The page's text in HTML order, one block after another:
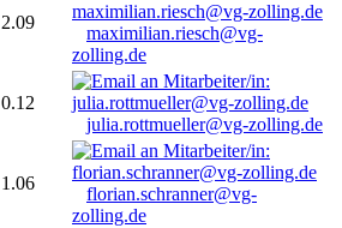
2.09
maximilian.riesch@vg-
zolling.de
0.12
julia.rottmueller@vg-zolling.de
1.06
florian.schranner@vg-
zolling.de